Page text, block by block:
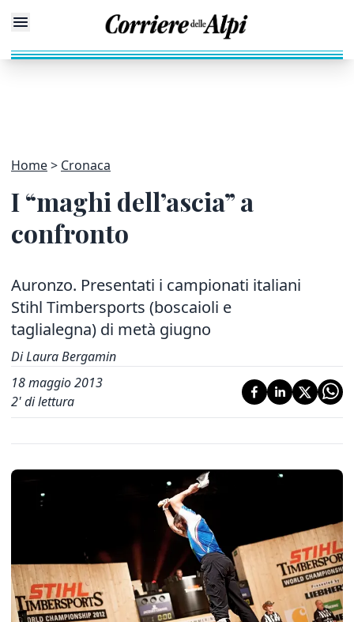
Home Cronaca
I “maghi dell’ascia” a
confronto
Auronzo. Presentati i campionati italiani
Stihl Timbersports (boscaioli e
taglialegna) di metà giugno
Di Laura Bergamin
18 maggio 2013
2' di lettura